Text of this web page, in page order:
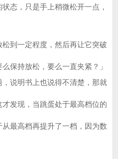
，只是手上稍微松开一点，
到一定程度，然后再让它突破
保持放松，要么一直夹紧？」
说明书上也说得不清楚，那就
发现，当跳蛋处于最高档位的
最高档再提升了一档，因为数